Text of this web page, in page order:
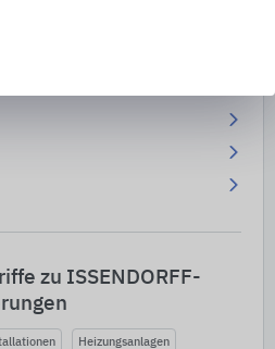
zu ISSENDORFF-
Heizungsanlagen